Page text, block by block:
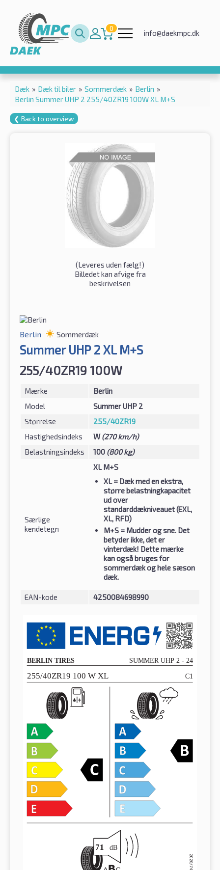
0
info@daekmpc.dk
Dæk » Dæk til biler » Sommerdæk » Berlin »
Berlin Summer UHP 2 255/40ZR19 100W XL M+S
❮ Back to overview
(Leveres uden fælg!)
Billedet kan afvige fra
beskrivelsen
Berlin Sommerdæk
Summer UHP 2 XL M+S
255/40ZR19 100W
Mærke
Berlin
Model
Summer UHP 2
Størrelse
255/40ZR19
Hastighedsindeks
W(270 km/h)
Belastningsindeks
100 (800 kg)
Særlige
kendetegn
XL M+S
XL= Dæk med en ekstra,
større belastningkapacitet
ud over
standarddækniveauet (EXL,
XL, RFD)
M+S = Mudder og sne. Det
betyder ikke, det er
vinterdæk! Dette mærke
kan også bruges for
sommerdæk og hele sæson
dæk.
EAN-kode 4250084698990